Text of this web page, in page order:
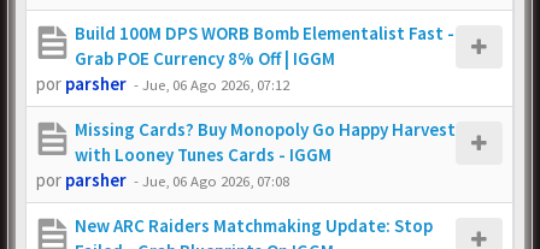
Build 100M DPS WORB Bomb Elementalist Fast -
Grab POE Currency 8% Off | IGGM
por parsher -Jue, 06 Ago 2026, 07:12
Missing Cards? Buy Monopoly Go Happy Harvest
with Looney Tunes Cards - IGGM
por parsher -Jue, 06 Ago 2026, 07:08
New ARC Raiders Matchmaking Update: Stop